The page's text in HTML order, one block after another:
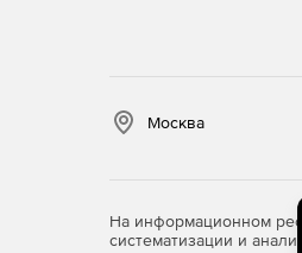
Москва
На информационном
систематизации и